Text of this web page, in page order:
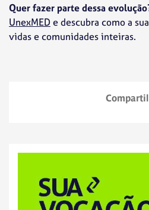
Quer fazer parte dessa
UnexMED e descubra como a
vidas e comunidades inteiras.